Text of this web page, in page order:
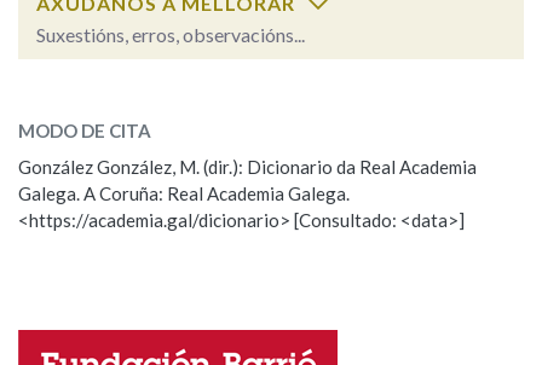
Marcas gramaticais
Pertence a
Suxestións, erros, observacións...
ESCOLLE UNHA OPCIÓN:
Observación Hai un erro na palabra
Propoño mellorar a definición
Nome
MODO DE CITA
González González, M. (dir.): Dicionario da Real Academia
Galega. A Coruña: Real Academia Galega.
<https://academia.gal/dicionario> [Consultado: <data>]